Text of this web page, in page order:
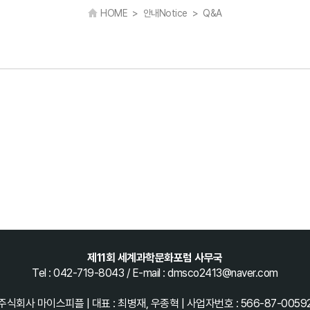
HOME > 안내 Notice > Q&A
제11회 세계과학문화포럼 사무국
Tel : 042-719-8043 / E-mail : dmsco2413@naver.com
식회사 마이스피플 | 대표 : 최병재, 우종혁 | 사업자번호 : 566-87-